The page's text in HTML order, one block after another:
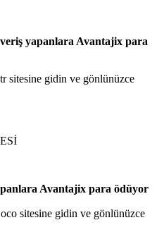
yapanlara Avantajix para
sitesine gidin ve gönlünüzce
Avantajix para ödüyor
sitesine gidin ve gönlünüzce